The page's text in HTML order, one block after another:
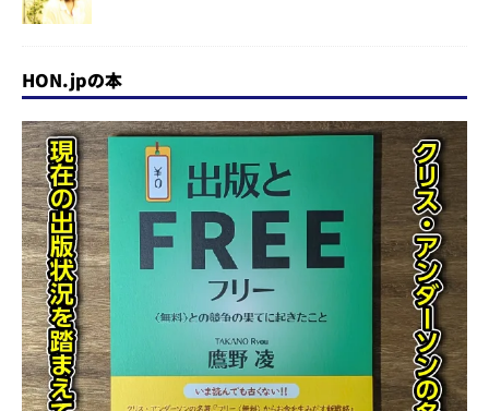
HON.jpの本